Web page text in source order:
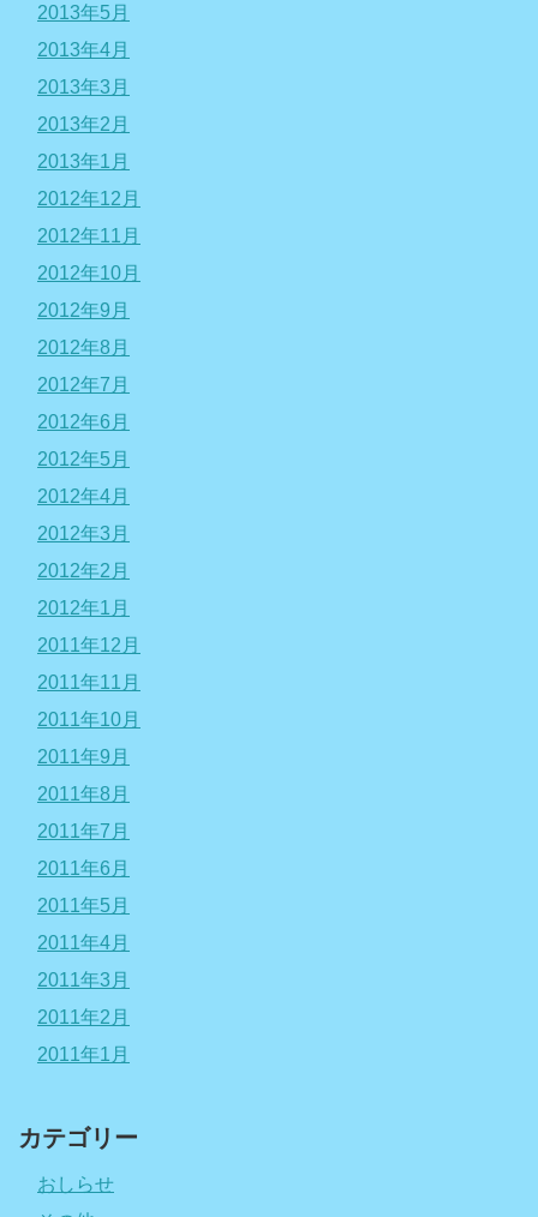
2013年5月
2013年4月
2013年3月
2013年2月
2013年1月
2012年12月
2012年11月
2012年10月
2012年9月
2012年8月
2012年7月
2012年6月
2012年5月
2012年4月
2012年3月
2012年2月
2012年1月
2011年12月
2011年11月
2011年10月
2011年9月
2011年8月
2011年7月
2011年6月
2011年5月
2011年4月
2011年3月
2011年2月
2011年1月
カテゴリー
おしらせ